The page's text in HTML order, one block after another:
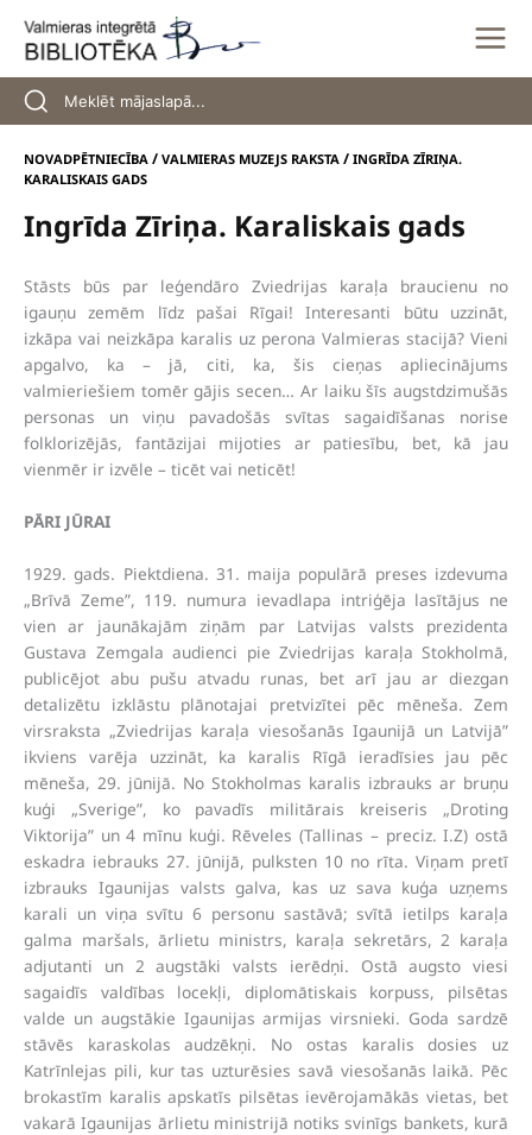
content
NOVADPĒTNIECĪBA / VALMIERAS MUZEJS RAKSTA / INGRĪDA ZĪRIŅA.
KARALISKAIS GADS
Ingrīda Zīriņa. Karaliskais gads
Stāsts būs par leģendāro Zviedrijas karaļa braucienu no
igauņu zemēm līdz pašai Rīgai! Interesanti būtu uzzināt,
izkāpa vai neizkāpa karalis uz perona Valmieras stacijā? Vieni
apgalvo, ka – jā, citi, ka, šis cieņas apliecinājums
valmieriešiem tomēr gājis secen… Ar laiku šīs augstdzimušās
personas un viņu pavadošās svītas sagaidīšanas norise
folklorizējās, fantāzijai mijoties ar patiesību, bet, kā jau
vienmēr ir izvēle – ticēt vai neticēt!
PĀRI JŪRAI
1929. gads. Piektdiena. 31. maija populārā preses izdevuma
„Brīvā Zeme”, 119. numura ievadlapa intriģēja lasītājus ne
vien ar jaunākajām ziņām par Latvijas valsts prezidenta
Gustava Zemgala audienci pie Zviedrijas karaļa Stokholmā,
publicējot abu pušu atvadu runas, bet arī jau ar diezgan
detalizētu izklāstu plānotajai pretvizītei pēc mēneša. Zem
virsraksta „Zviedrijas karaļa viesošanās Igaunijā un Latvijā”
ikviens varēja uzzināt, ka karalis Rīgā ieradīsies jau pēc
mēneša, 29. jūnijā. No Stokholmas karalis izbrauks ar bruņu
kuģi „Sverige”, ko pavadīs militārais kreiseris „Droting
Viktorija” un 4 mīnu kuģi. Rēveles (Tallinas – preciz. I.Z) ostā
eskadra iebrauks 27. jūnijā, pulksten 10 no rīta. Viņam pretī
izbrauks Igaunijas valsts galva, kas uz sava kuģa uzņems
karali un viņa svītu 6 personu sastāvā; svītā ietilps karaļa
galma maršals, ārlietu ministrs, karaļa sekretārs, 2 karaļa
adjutanti un 2 augstāki valsts ierēdņi. Ostā augsto viesi
sagaidīs valdības locekļi, diplomātiskais korpuss, pilsētas
valde un augstākie Igaunijas armijas virsnieki. Goda sardzē
stāvēs karaskolas audzēkņi. No ostas karalis dosies uz
Katrīnlejas pili, kur tas uzturēsies savā viesošanās laikā. Pēc
brokastīm karalis apskatīs pilsētas ievērojamākās vietas, bet
vakarā Igaunijas ārlietu ministrijā notiks svinīgs bankets, kurā